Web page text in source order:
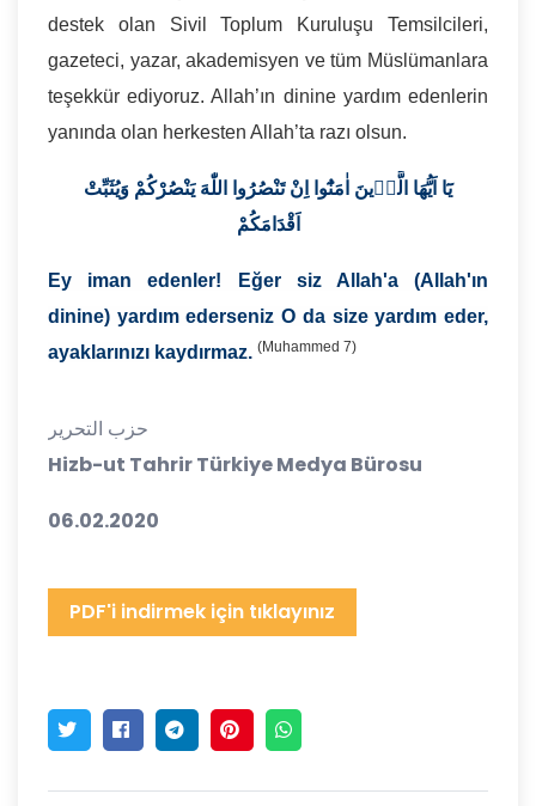
destek olan Sivil Toplum Kuruluşu Temsilcileri,
gazeteci, yazar, akademisyen ve tüm Müslümanlara
teşekkür ediyoruz. Allah’ın dinine yardım edenlerin
yanında olan herkesten Allah’ta razı olsun.
يَٓا اَيُّهَا الَّذ۪ينَ اٰمَنُٓوا اِنْ تَنْصُرُوا اللّٰهَ يَنْصُرْكُمْ وَيُثَبِّتْ
اَقْدَامَكُمْ
Ey iman edenler! Eğer siz Allah'a (Allah'ın
dinine) yardım ederseniz O da size yardım eder,
ayaklarınızı kaydırmaz. (Muhammed 7)
حزب التحرير
Hizb-ut Tahrir Türkiye Medya Bürosu
06.02.2020
PDF'i indirmek için tıklayınız